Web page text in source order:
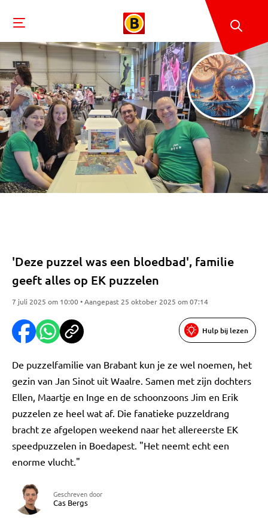
'Deze puzzel was een bloedbad', familie
geeft alles op EK puzzelen
7 juli 2025 om 10:00 • Aangepast 25 oktober 2025 om 07:14
Hulp bij lezen
De puzzelfamilie van Brabant kun je ze wel noemen, het
gezin van Jan Sinot uit Waalre. Samen met zijn dochters
Ellen, Maartje en Inge en de schoonzoons Jim en Erik
puzzelen ze heel wat af. Die fanatieke puzzeldrang
bracht ze afgelopen weekend naar het allereerste EK
speedpuzzelen in Boedapest. "Het neemt echt een
enorme vlucht."
Geschreven door
Cas Bergs